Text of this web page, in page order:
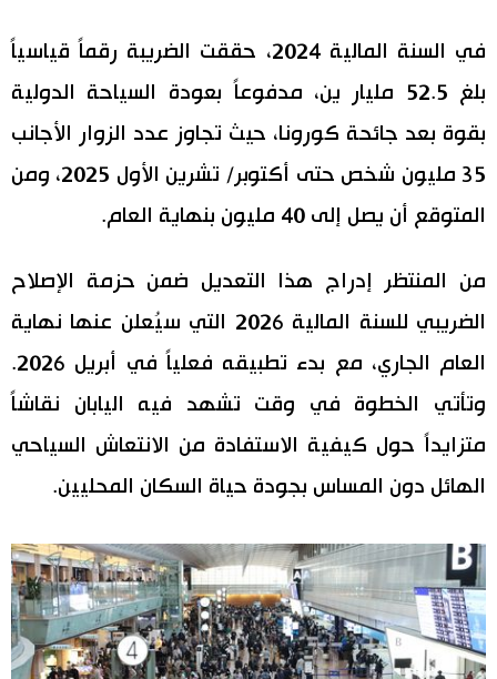
إعلان
في السنة المالية 2024، حققت الضريبة رقماً قياسياً
بلغ 52.5 مليار ين، مدفوعاً بعودة السياحة الدولية
بقوة بعد جائحة كورونا، حيث تجاوز عدد الزوار الأجانب
35 مليون شخص حتى أكتوبر/ تشرين الأول 2025، ومن
المتوقع أن يصل إلى 40 مليون بنهاية العام.
من المنتظر إدراج هذا التعديل ضمن حزمة الإصلاح
الضريبي للسنة المالية 2026 التي سيُعلن عنها نهاية
العام الجاري، مع بدء تطبيقه فعلياً في أبريل 2026.
وتأتي الخطوة في وقت تشهد فيه اليابان نقاشاً
متزايداً حول كيفية الاستفادة من الانتعاش السياحي
الهائل دون المساس بجودة حياة السكان المحليين.